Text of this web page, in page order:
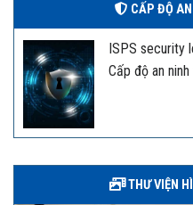
CẤP ĐỘ
ISPS security
Cấp độ an
THƯ VIỆN